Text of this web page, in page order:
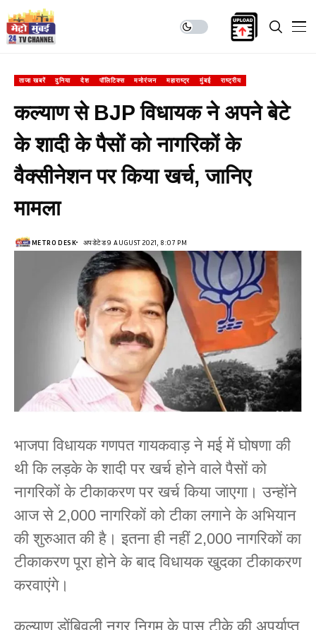
ताजा खबरें दुनिया देश पॉलिटिक्स मनोरंजन महाराष्ट्र मुंबई राष्ट्रीय
कल्याण से BJP विधायक ने अपने बेटे
के शादी के पैसों को नागरिकों के
वैक्सीनेशन पर किया खर्च, जानिए
मामला
METRO DESK अपडेटेड 9 AUGUST 2021, 8:07 PM
भाजपा विधायक गणपत गायकवाड़ ने मई में घोषणा की
थी कि लड़के के शादी पर खर्च होने वाले पैसों को
नागरिकों के टीकाकरण पर खर्च किया जाएगा। उन्होंने
आज से 2,000 नागरिकों को टीका लगाने के अभियान
की शुरुआत की है। इतना ही नहीं 2,000 नागरिकों का
टीकाकरण पूरा होने के बाद विधायक खुदका टीकाकरण
करवाएंगे।
कल्याण डोंबिवली नगर निगम के पास टीके की अपर्याप्त